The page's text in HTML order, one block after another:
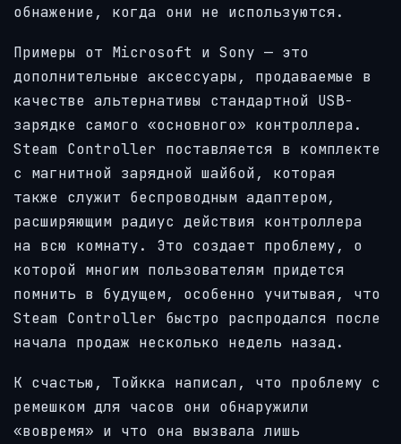
обнажение, когда они не используются.
Примеры от Microsoft и Sony — это
дополнительные аксессуары, продаваемые в
качестве альтернативы стандартной USB-
зарядке самого «основного» контроллера.
Steam Controller поставляется в комплекте
с магнитной зарядной шайбой, которая
также служит беспроводным адаптером,
расширяющим радиус действия контроллера
на всю комнату. Это создает проблему, о
которой многим пользователям придется
помнить в будущем, особенно учитывая, что
Steam Controller быстро распродался после
начала продаж несколько недель назад.
К счастью, Тойкка написал, что проблему с
ремешком для часов они обнаружили
«вовремя» и что она вызвала лишь